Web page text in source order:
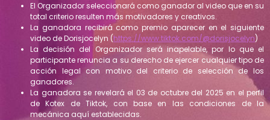
El Organizador seleccionará como ganador al video que en su
total criterio resulten más motivadores y creativos.
La ganadora recibirá como premio aparecer en el siguiente
video de Dorisjocelyn (https://www.tiktok.com/@dorisjocelyn)
La decisión del Organizador será inapelable, por lo que el
participante renuncia a su derecho de ejercer cualquier tipo de
acción legal con motivo del criterio de selección de los
ganadores.
La ganadora se revelará el 03 de octubre del 2025 en el perfil
de Kotex de Tiktok, con base en las condiciones de la
mecánica aquí establecidas.